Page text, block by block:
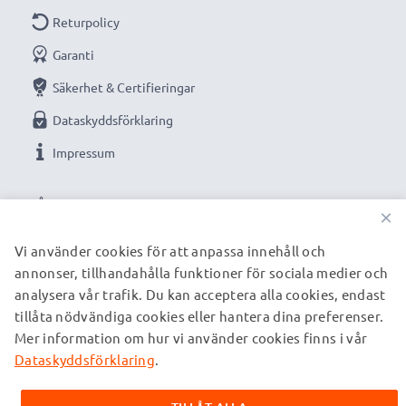
VÅRA BETALNINGSALTERNATIV
Returpolicy
Garanti
Säkerhet & Certifieringar
Dataskyddsförklaring
Impressum
VÅRA FRAKTPARTNERS
© subtel.se 2026
Alla priser är inklusive moms och exklusive fraktkostnader.
varumärken tillhörande deras ägare och anges på våra
×
Vi använder cookies för att anpassa innehåll och
annonser, tillhandahålla funktioner för sociala medier och
analysera vår trafik. Du kan acceptera alla cookies, endast
tillåta nödvändiga cookies eller hantera dina preferenser.
Mer information om hur vi använder cookies finns i vår
Dataskyddsförklaring.